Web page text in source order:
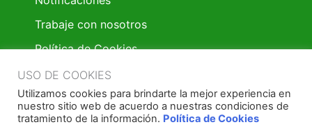
USO DE COOKIES
Utilizamos cookies para brindarte la mejor experiencia en
nuestro sitio web de acuerdo a nuestras condiciones de
tratamiento de la información. Política de Cookies
Trabaje con nosotros
Política de Cookies
Trabaje con nosotros
Política donación de pintura
Términos y condiciones